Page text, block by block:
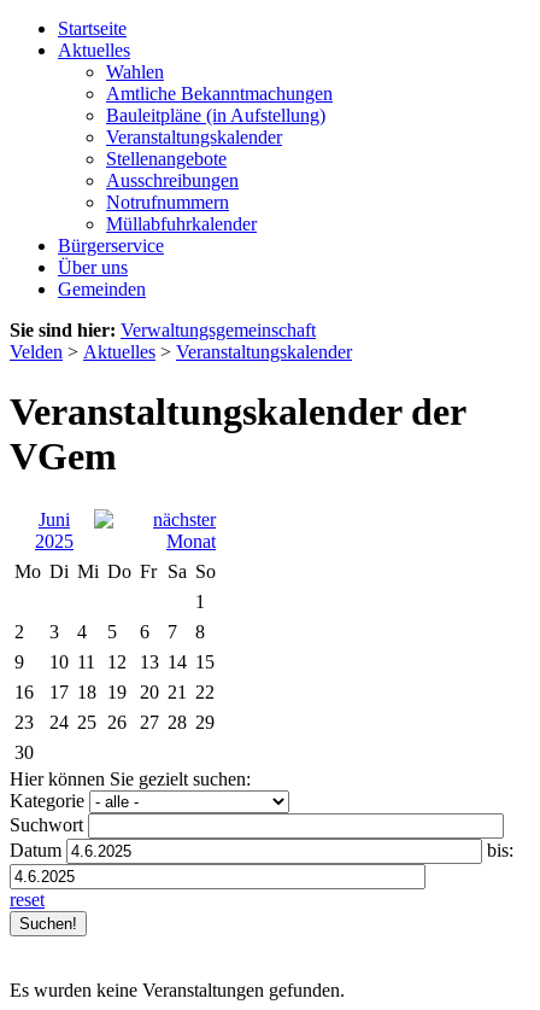
Startseite
Aktuelles
Wahlen
Amtliche Bekanntmachungen
Bauleitpläne (in Aufstellung)
Veranstaltungskalender
Stellenangebote
Ausschreibungen
Notrufnummern
Müllabfuhrkalender
Bürgerservice
Über uns
Gemeinden
Sie sind hier: Verwaltungsgemeinschaft
Velden > Aktuelles > Veranstaltungskalender
Veranstaltungskalender der
VGem
Juni
2025
Mo Di Mi Do Fr Sa So
1
2
3 4 5 6 7
8
9
10 11 12 13 14 15
16
17 18 19 20 21
22
23
24 25 26 27 28 29
30
Hier können Sie gezielt suchen:
Kategorie
Suchwort
Datum
bis:
reset
Es wurden keine Veranstaltungen gefunden.